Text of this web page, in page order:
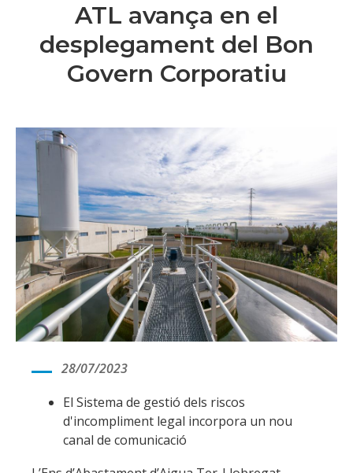
ATL avança en el
desplegament del Bon
Govern Corporatiu
28/07/2023
El Sistema de gestió dels riscos
d'incompliment legal incorpora un nou
canal de comunicació